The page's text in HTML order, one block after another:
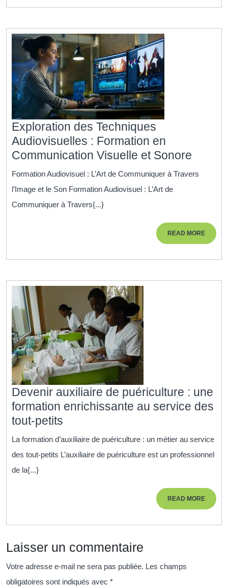
Être
en
Ligne
Exploration des Techniques
Audiovisuelles : Formation en
Communication Visuelle et Sonore
et
Formation Audiovisuel : L’Art de Communiquer à Travers
l’Image et le Son Formation Audiovisuel : L’Art de
Communiquer à Travers{...}
READ MOREREAD
MORE
Devenir auxiliaire de puériculture : une
formation enrichissante au service des
tout-petits
auxiliaire
de
puériculture
service
des
tout-
La formation d’auxiliaire de puériculture : un métier au service
des tout-petits L’auxiliaire de puériculture est un professionnel
de la{...}
READ MOREREAD
MORE
Laisser un commentaire
Votre adresse e-mail ne sera pas publiée. Les champs
obligatoires sont indiqués avec *